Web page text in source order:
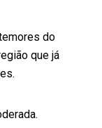
do
que já